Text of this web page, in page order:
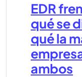
EDR
qué se
qué la
ambos